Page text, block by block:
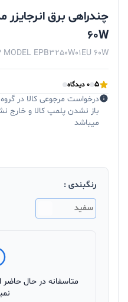
60W
EPB3250W01EU 60W
5 0 دیدگاه
درخواست مرجوعی کالا در
باز نشدن پلمپ کالا و خارج
میباشد
رنگبندی :
سفید
متاسفانه در حال حاضر